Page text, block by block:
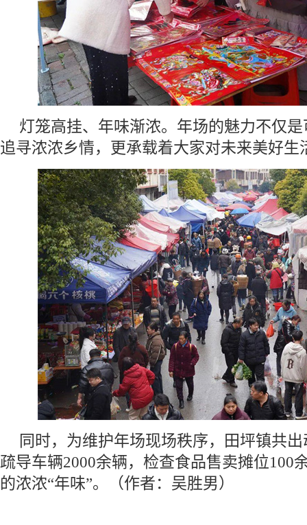
灯笼高挂、年味渐浓。年场的魅力不仅
追寻浓浓乡情，更承载着大家对未来美好
同时，为维护年场现场秩序，田坪镇共
疏导车辆2000余辆，检查食品售卖摊位100
的浓浓“年味”。（作者：吴胜男）